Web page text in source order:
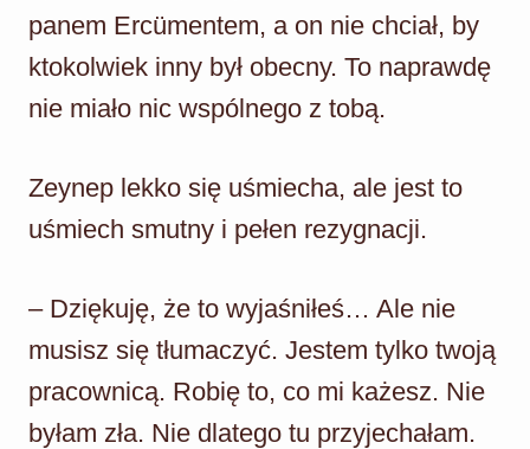
panem Ercümentem, a on nie chciał, by
ktokolwiek inny był obecny. To naprawdę
nie miało nic wspólnego z tobą.
Zeynep lekko się uśmiecha, ale jest to
uśmiech smutny i pełen rezygnacji.
– Dziękuję, że to wyjaśniłeś… Ale nie
musisz się tłumaczyć. Jestem tylko twoją
pracownicą. Robię to, co mi każesz. Nie
byłam zła. Nie dlatego tu przyjechałam.